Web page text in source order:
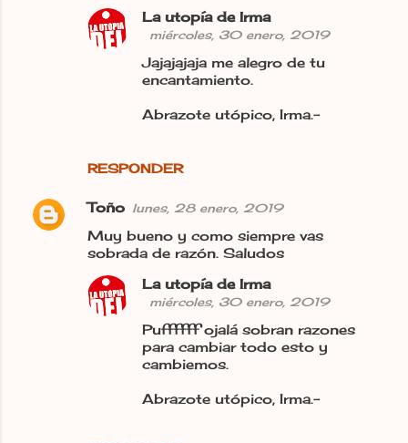
RESPONDER
La utopía de Irma
miércoles, 30 enero, 2019
Jajajajaja me alegro de tu
encantamiento.
Abrazote utópico, Irma.-
Toño lunes, 28 enero, 2019
Muy bueno y como siempre vas
sobrada de razón. Saludos
La utopía de Irma
miércoles, 30 enero, 2019
Puffffff ojalá sobran razones
para cambiar todo esto y
cambiemos.
Abrazote utópico, Irma.-